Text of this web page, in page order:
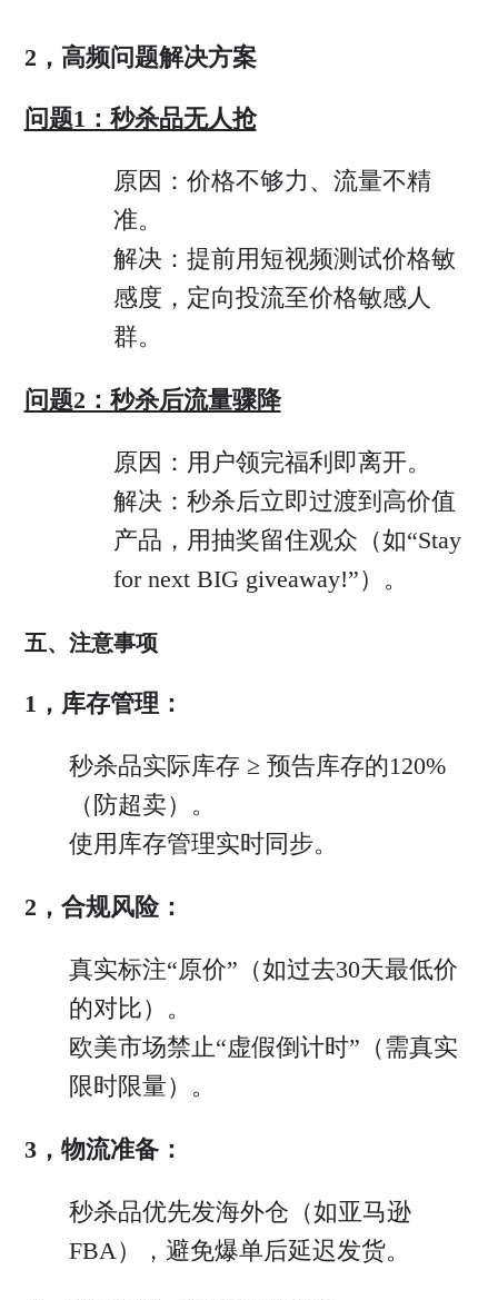
2，高频问题解决方案
问题1：秒杀品无人抢
原因：价格不够力、流量不精
准。
解决：提前用短视频测试价格敏
感度，定向投流至价格敏感人
群。
问题2：秒杀后流量骤降
原因：用户领完福利即离开。
解决：秒杀后立即过渡到高价值
产品，用抽奖留住观众（如“Stay
for next BIG giveaway!”）。
五、注意事项
1，库存管理：
秒杀品实际库存 ≥ 预告库存的120%
（防超卖）。
使用库存管理实时同步。
2，合规风险：
真实标注“原价”（如过去30天最低价
的对比）。
欧美市场禁止“虚假倒计时”（需真实
限时限量）。
3，物流准备：
秒杀品优先发海外仓（如亚马逊
FBA），避免爆单后延迟发货。